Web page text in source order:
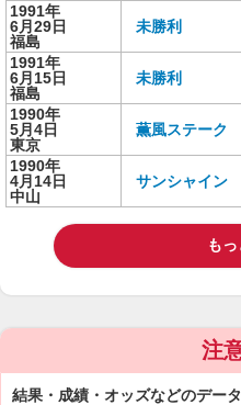
1991年
6月29日
福島
未勝利
1991年
6月15日
福島
未勝利
1990年
5月4日
東京
薫風ステーク
1990年
4月14日
中山
サンシャイン
も
注
結果・成績・オッズなどのデー